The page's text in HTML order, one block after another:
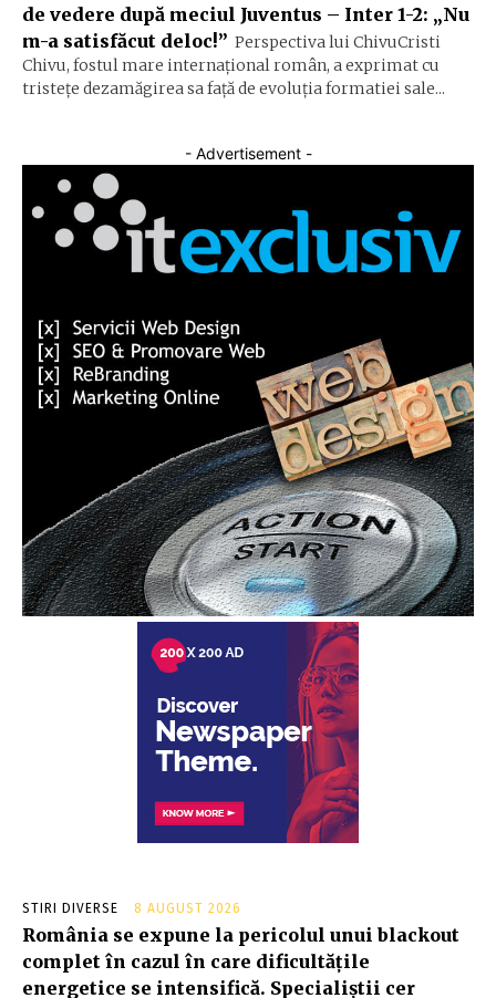
de vedere după meciul Juventus – Inter 1-2: „Nu
m-a satisfăcut deloc!” Perspectiva lui ChivuCristi
Chivu, fostul mare internațional român, a exprimat cu
tristețe dezamăgirea sa față de evoluția formatiei sale...
- Advertisement -
STIRI DIVERSE 8 AUGUST 2026
România se expune la pericolul unui blackout
complet în cazul în care dificultățile
energetice se intensifică. Specialiștii cer